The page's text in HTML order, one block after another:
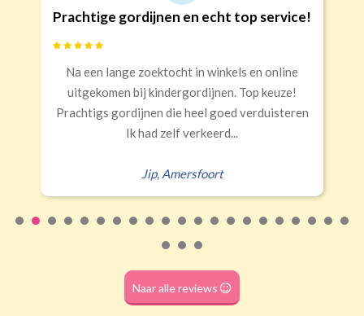
(wave plooi)
Roede
(tunnel)
(dubbele tunnel)
Half verduisterend Volledige verduisterend
€34,95 per stuk
service! Goede kwaliteit en service!
Snelle levering, alles netjes
Erald,Zeist
Naar alle reviews